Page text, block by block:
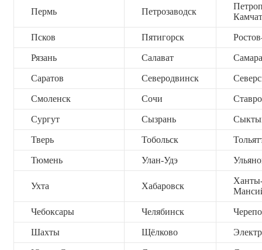
Пермь Петрозаводск
Псков Пятигорск
Рязань Салават Самара
Саратов Северодвинск
Смоленск Сочи
Сургут Сызрань
Тверь Тобольск
Тюмень Улан-Удэ
Ухта Хабаровск
Чебоксары Челябинск
Шахты Щёлково